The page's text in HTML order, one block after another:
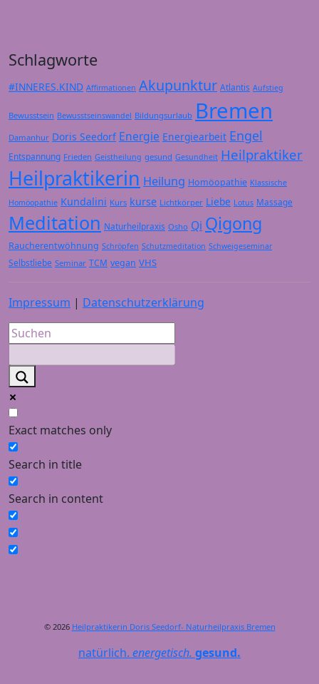
Schlagworte
#INNERES.KIND Affirmationen Akupunktur Atlantis Aufstieg
Bewusstsein Bewusstseinswandel Bildungsurlaub Bremen
Damanhur Doris Seedorf Energie Energiearbeit Engel
Entspannung Frieden Geistheilung gesund Gesundheit Heilpraktiker
Heilpraktikerin Heilung Homöopathie Klassische
Homöopathie Kundalini Kurs kurse Lichtkörper Liebe Lotus Massage
Meditation Naturheilpraxis Osho Qi Qigong
Raucherentwöhnung Schröpfen Schutzmeditation Schweigeseminar
Selbstliebe Seminar TCM vegan VHS
Impressum | Datenschutzerklärung
Exact matches only
Search in title
Search in content
© 2026 Heilpraktikerin Doris Seedorf- Naturheilpraxis Bremen
natürlich. energetisch. gesund.